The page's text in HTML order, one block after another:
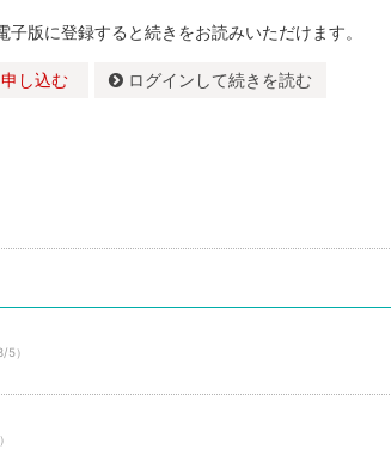
版に登録すると続きをお読みいただけます。
し込む ログインして続きを読む
5）